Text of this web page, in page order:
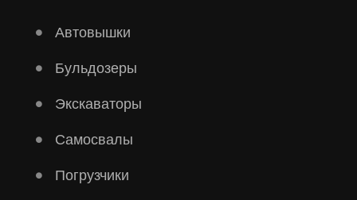
Автовышки
Бульдозеры
Экскаваторы
Самосвалы
Погрузчики